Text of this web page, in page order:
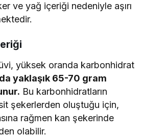
ve yağ içeriği nedeniyle aşırı
yüksek oranda karbonhidrat
yaklaşık 65-70 gram
Bu karbonhidratların
şekerlerden oluştuğu için,
rağmen kan şekerinde
olabilir.